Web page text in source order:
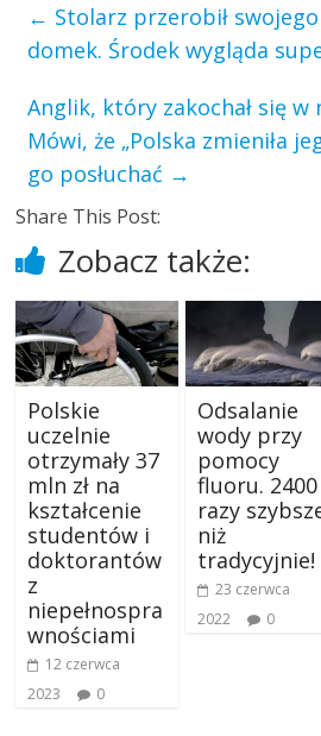
← Stolarz przerobił swojego
domek. Środek wygląda
Anglik, który zakochał się w
Mówi, że „Polska zmieniła
go posłuchać →
Share This Post:
Zobacz także:
Polskie
uczelnie
otrzymały 37
mln zł na
kształcenie
studentów i
doktorantów
z
niepełnospra
wnościami
12 czerwca
2023
0
Odsalanie
wody przy
pomocy
fluoru. 2400
razy
niż
tradycyjnie!
23 czerwca
2022
0